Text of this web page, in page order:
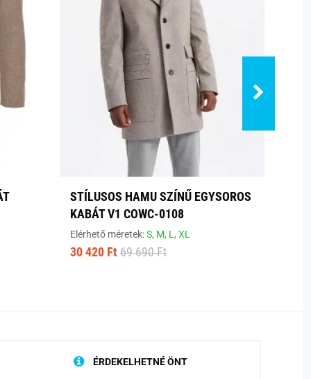
STÍLUSOS HAMU SZÍNŰ EGYSOROS
KABÁT V1 COWC-0108
Elérhető méretek:S, M, L,XL
30 420 Ft 69 690 Ft
ÉRDEKELHETNÉ ÖNT